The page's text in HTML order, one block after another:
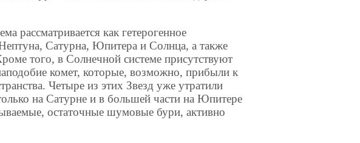
рассматривается как гетерогенное
Сатурна, Юпитера и Солнца, а также
того, в Солнечной системе присутствуют
комет, которые, возможно, прибыли к
Четыре из этих Звезд уже утратили
на Сатурне и в большей части на Юпитере
остаточные шумовые бури, активно